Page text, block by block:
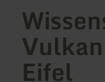
Eifel